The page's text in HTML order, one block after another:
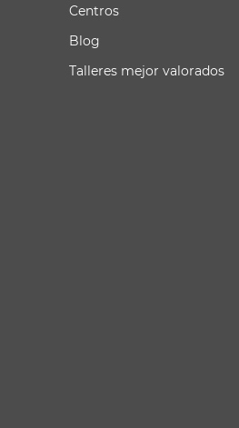
Centros
Blog
Talleres mejor valorados